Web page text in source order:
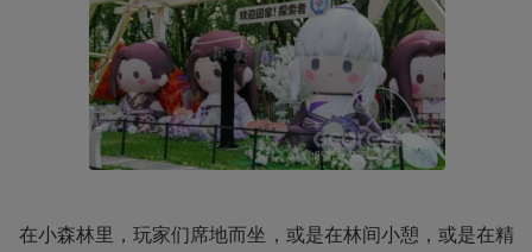
在小森林里，玩家们席地而坐，或是在林间小憩，或是在精